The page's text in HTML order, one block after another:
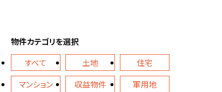
物件カテゴリを選択
すべて
土地
住宅
マンション
収益物件
軍用地